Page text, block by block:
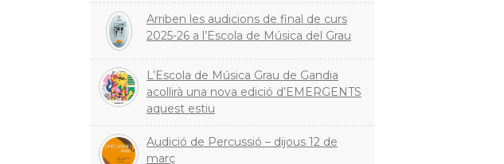
Arriben les audicions de final de curs
2025-26 a l’Escola de Música del Grau
L’Escola de Música Grau de Gandia
acollirà una nova edició d’EMERGENTS
aquest estiu
Audició de Percussió – dijous 12 de
març